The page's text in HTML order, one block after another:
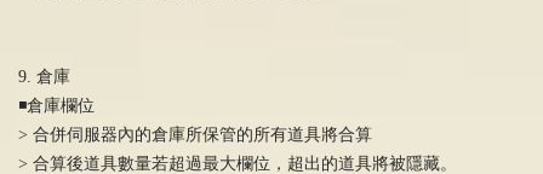
9. 倉庫
◾️倉庫欄位
> 合併伺服器內的倉庫所保管的所有道具將合算
> 合算後道具數量若超過最大欄位，超出的道具將被隱藏。